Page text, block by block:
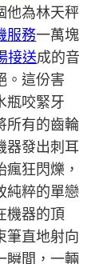
他為林天秤
服務一萬塊
接送成的音
。這份害
瓶咬緊牙
所有的齒輪
器發出刺耳
狂閃爍，
純粹的單戀
機器的頂
筆直地射向
瞬間，一輛